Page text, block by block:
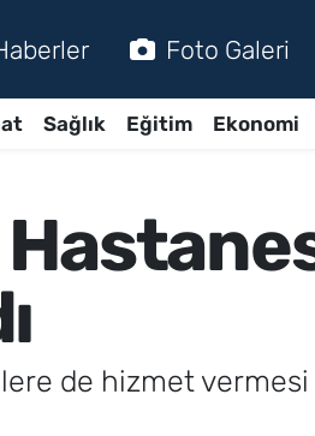
Foto Galeri
Sağlık Eğitim Ekonomi
de hizmet vermesi